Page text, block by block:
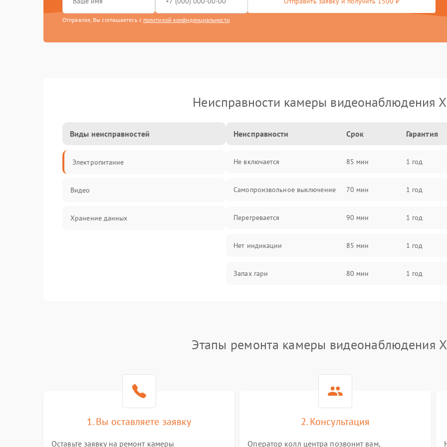
Отправляя, Вы соглашаетесь с политикой конфиденциальности
Неисправности камеры видеонаблюдения
Виды неисправностей
Электропитание
Видео
Хранение данных
Неисправности Срок Гарантия
Не включается 85 мин 1 год
Самопроизвольное выключение 70 мин 1 год
Перегревается 90 мин 1 год
Нет индикации 85 мин 1 год
Запах гари 80 мин 1 год
Этапы ремонта камеры видеонаблюдения
1. Вы оставляете заявку
Оставьте заявку на ремонт камеры
2. Консультация
Оператор колл центра позвонит вам,